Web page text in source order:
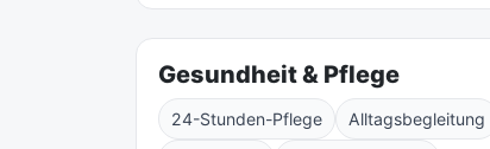
Gesundheit & Pflege
24-Stunden-Pflege Alltagsbegleitung